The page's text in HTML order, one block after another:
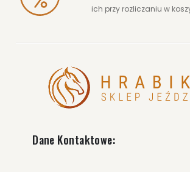
ich przy rozliczaniu w
Dane Kontaktowe: